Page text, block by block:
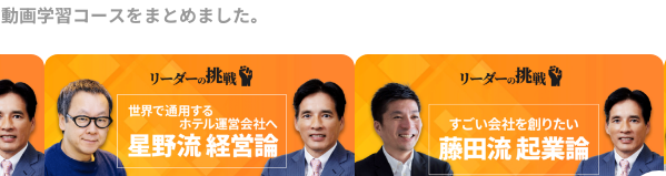
画学習コースをまとめました｡